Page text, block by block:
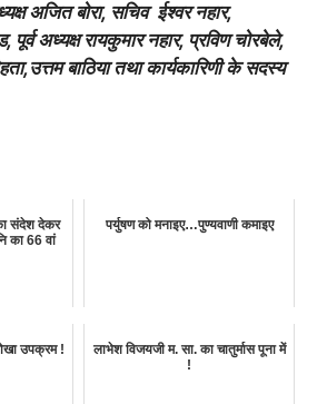
अजित बोरा, सचिव ईश्वर नहार,
अध्यक्ष रायकुमार नहार, प्रविण चोरबेले,
बाठिया तथा कार्यकारिणी के सदस्य
संदेश देकर
का 66 वां
पर्युषण को मनाइए…पुण्यवाणी कमाइए
उपक्रम !
लाभेश विजयजी म. सा. का चातुर्मास पूना में
!